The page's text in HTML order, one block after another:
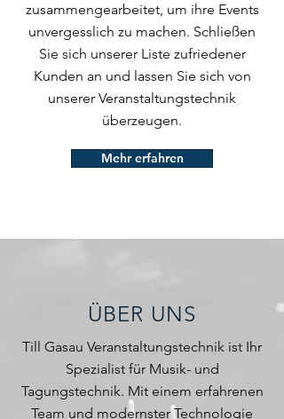
zusammengearbeitet, um ihre Events
unvergesslich zu machen. Schließen
Sie sich unserer Liste zufriedener
Kunden an und lassen Sie sich von
unserer Veranstaltungstechnik
überzeugen.
Mehr erfahren
ÜBER UNS
Till Gasau Veranstaltungstechnik ist Ihr
Spezialist für Musik- und
Tagungstechnik. Mit einem erfahrenen
Team und modernster Technologie